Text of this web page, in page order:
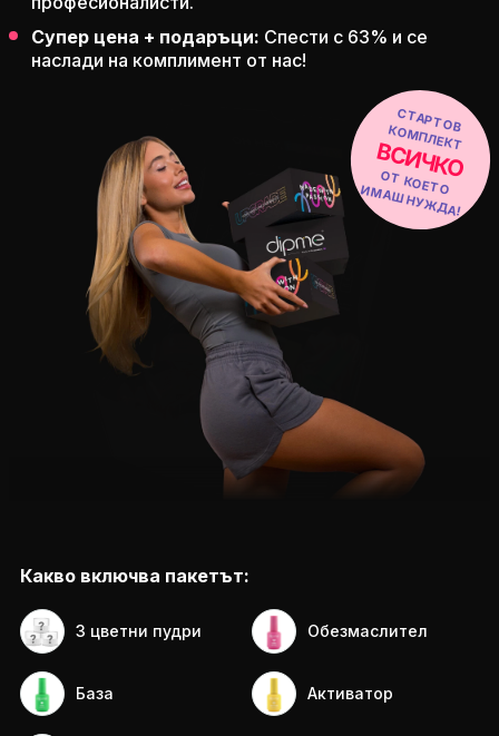
Супер цена + подаръци: Спести с 63% и се
наслади на комплимент от нас!
С
ТАРТ
О
В КО
М
ПЛЕКТ
ВСИЧКО
О
Т
КО
ЕТ
О И
М
АШ
НУЖ
Д
А!
Какво включва пакетът:
3 цветни пудри Обезмаслител
База Активатор